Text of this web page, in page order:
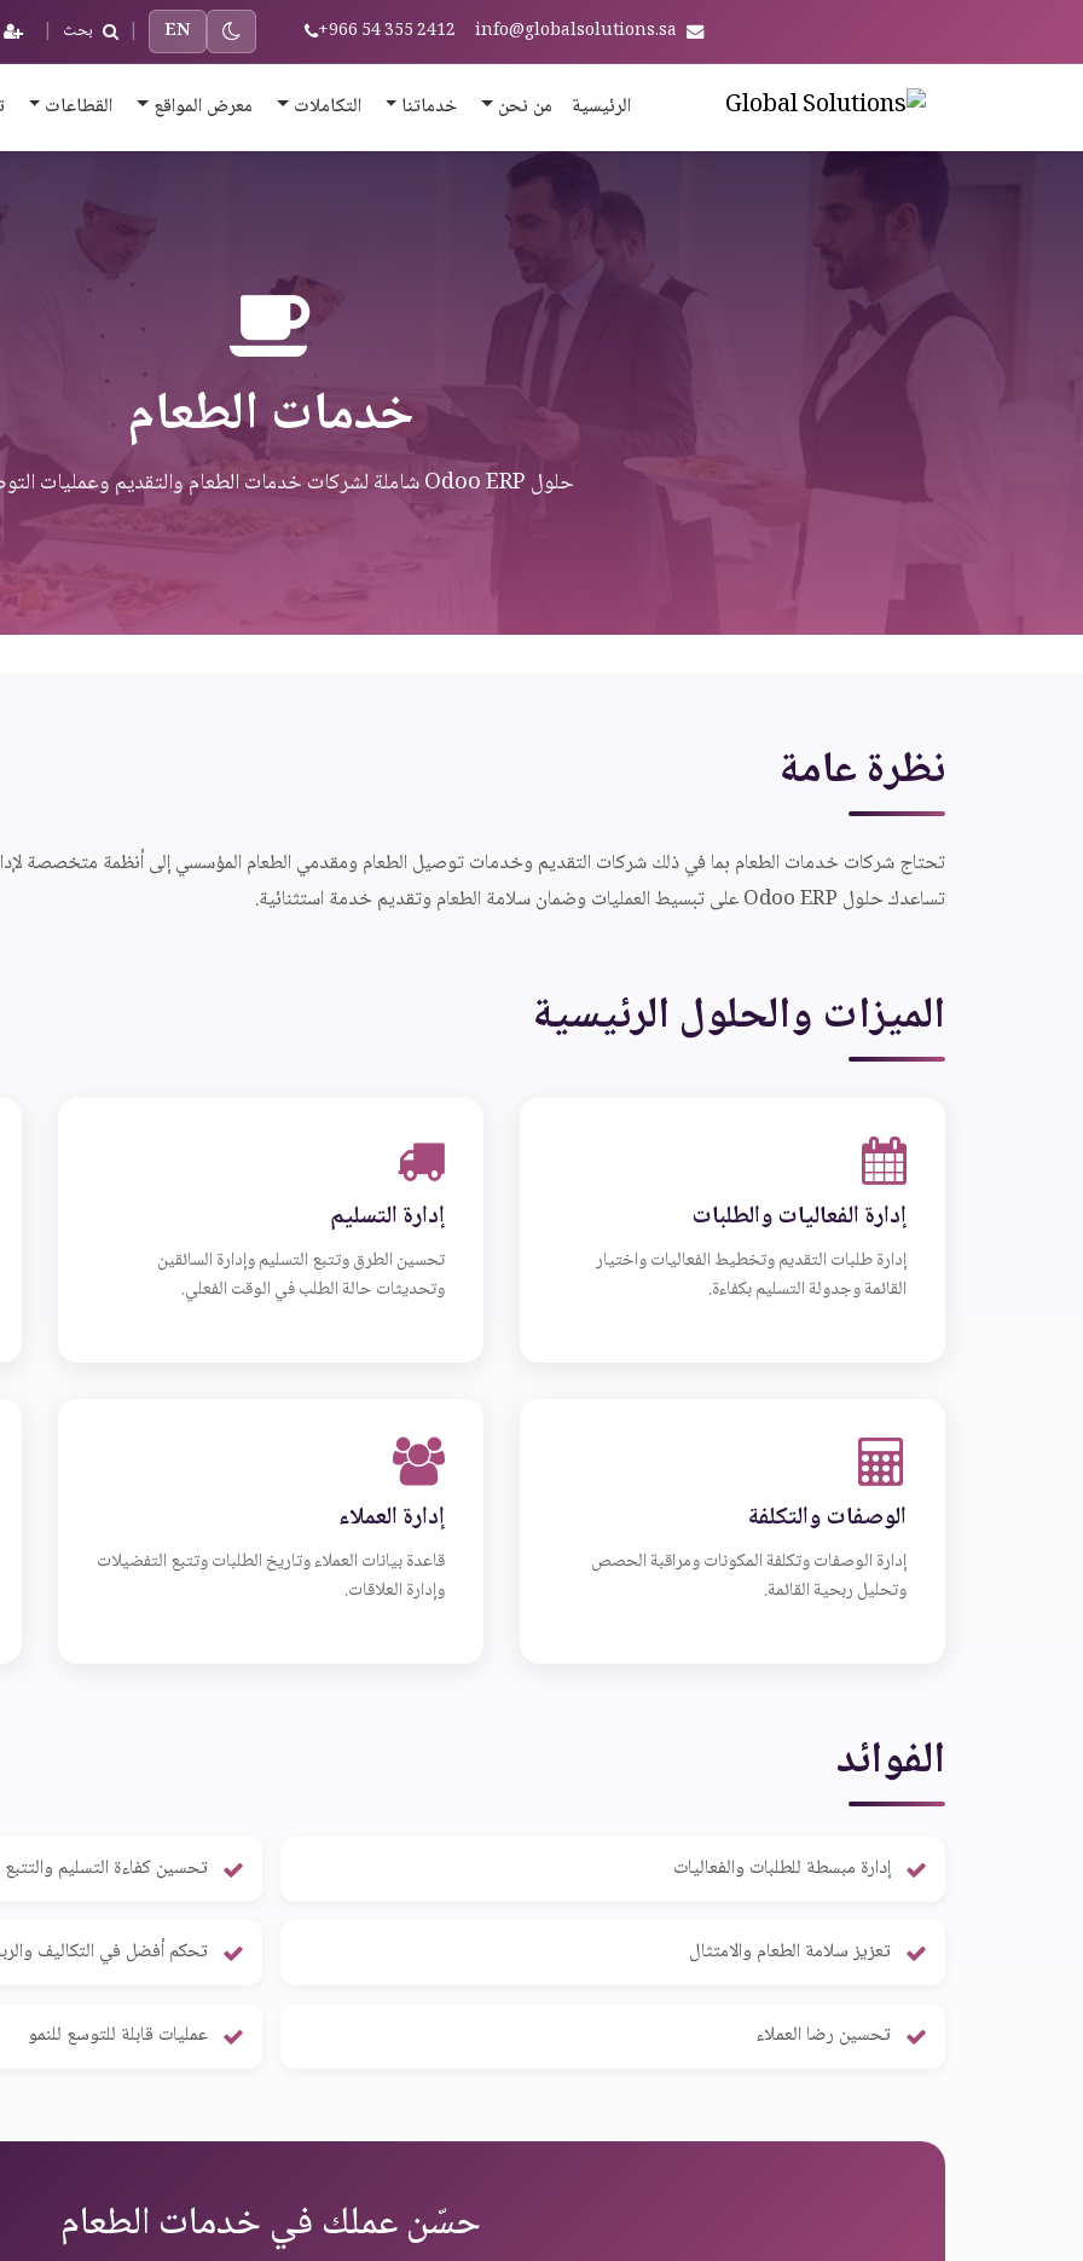
info@globalsolutions.sa
+966 54 355 2412
EN
| بحث |
الرئيسية من نحن خدماتنا التكاملات معرض المواقع القطاعات
خدمات الطعام
حلول Odoo ERP شاملة لشركات خدمات الطعام والتقديم وعمليات التوصيل
نظرة عامة
تحتاج شركات خدمات الطعام بما في ذلك شركات التقديم وخدمات توصيل الطعام ومقدمي الطعام المؤسسي إلى أنظمة متخصصة
تساعدك حلول Odoo ERP على تبسيط العمليات وضمان سلامة الطعام وتقديم خدمة استثنائية.
الميزات والحلول الرئيسية
إدارة الفعاليات والطلبات
إدارة طلبات التقديم وتخطيط الفعاليات واختيار
القائمة وجدولة التسليم بكفاءة.
إدارة التسليم
تحسين الطرق وتتبع التسليم وإدارة السائقين
وتحديثات حالة الطلب في الوقت الفعلي.
الوصفات والتكلفة
إدارة الوصفات وتكلفة المكونات ومراقبة الحصص
وتحليل ربحية القائمة.
إدارة العملاء
قاعدة بيانات العملاء وتاريخ الطلبات وتتبع التفضيلات
وإدارة العلاقات.
الفوائد
إدارة مبسطة للطلبات والفعاليات تحسين كفاءة التسليم والتتبع
تعزيز سلامة الطعام والامتثال تحكم أفضل في التكاليف
تحسين رضا العملاء عمليات قابلة للتوسع للنمو
حسّن عملك في خدمات الطعام